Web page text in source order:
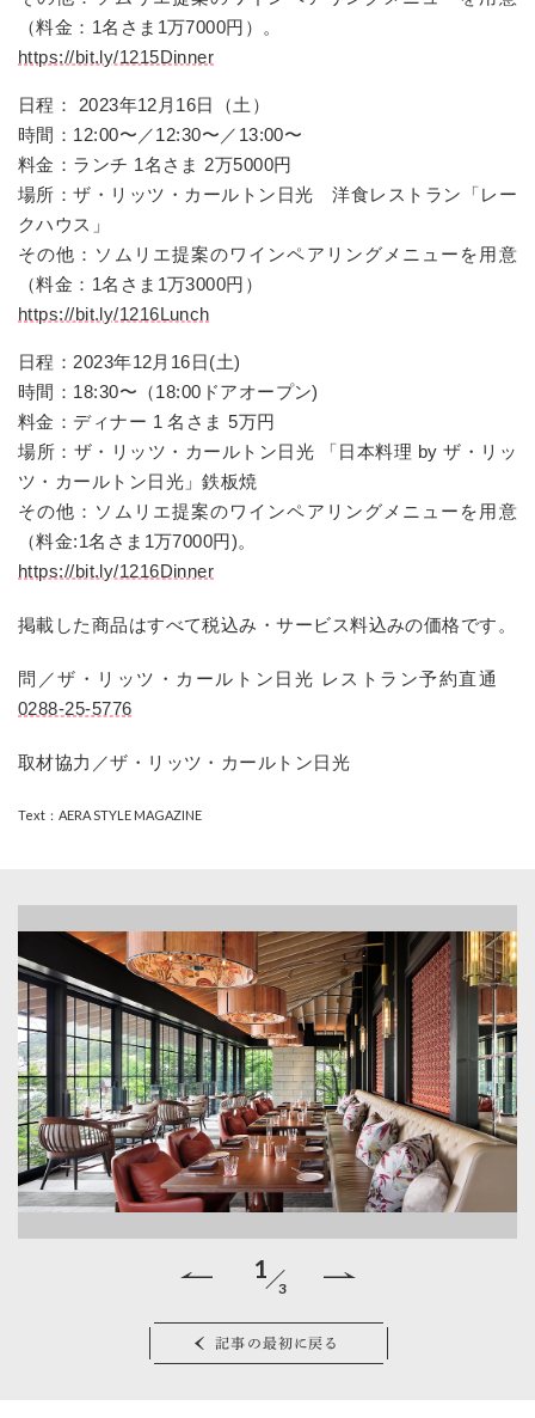
（料金：1名さま1万7000円）。
https://bit.ly/1215Dinner
日程： 2023年12月16日（土）
時間：12:00〜／12:30〜／13:00〜
料金：ランチ 1名さま 2万5000円
場所：ザ・リッツ・カールトン日光 洋食レストラン「レー
クハウス」
その他：ソムリエ提案のワインペアリングメニューを用意
（料金：1名さま1万3000円）
https://bit.ly/1216Lunch
日程：2023年12月16日(土)
時間：18:30〜（18:00ドアオープン)
料金：ディナー 1 名さま 5万円
場所：ザ・リッツ・カールトン日光 「日本料理 by ザ・リッ
ツ・カールトン日光」鉄板焼
その他：ソムリエ提案のワインペアリングメニューを用意
（料金:1名さま1万7000円)。
https://bit.ly/1216Dinner
掲載した商品はすべて税込み・サービス料込みの価格です。
問／ザ・リッツ・カールトン日光 レストラン予約直通
0288-25-5776
取材協力／ザ・リッツ・カールトン日光
Text：AERA STYLE MAGAZINE
記事の最初に戻る
1
3